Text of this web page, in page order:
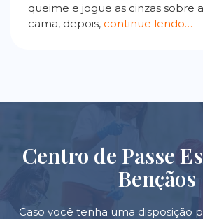
queime e jogue as cinzas sobre
cama, depois, continue lendo…
Centro de Passe
Bençãos
Caso você tenha uma disposição